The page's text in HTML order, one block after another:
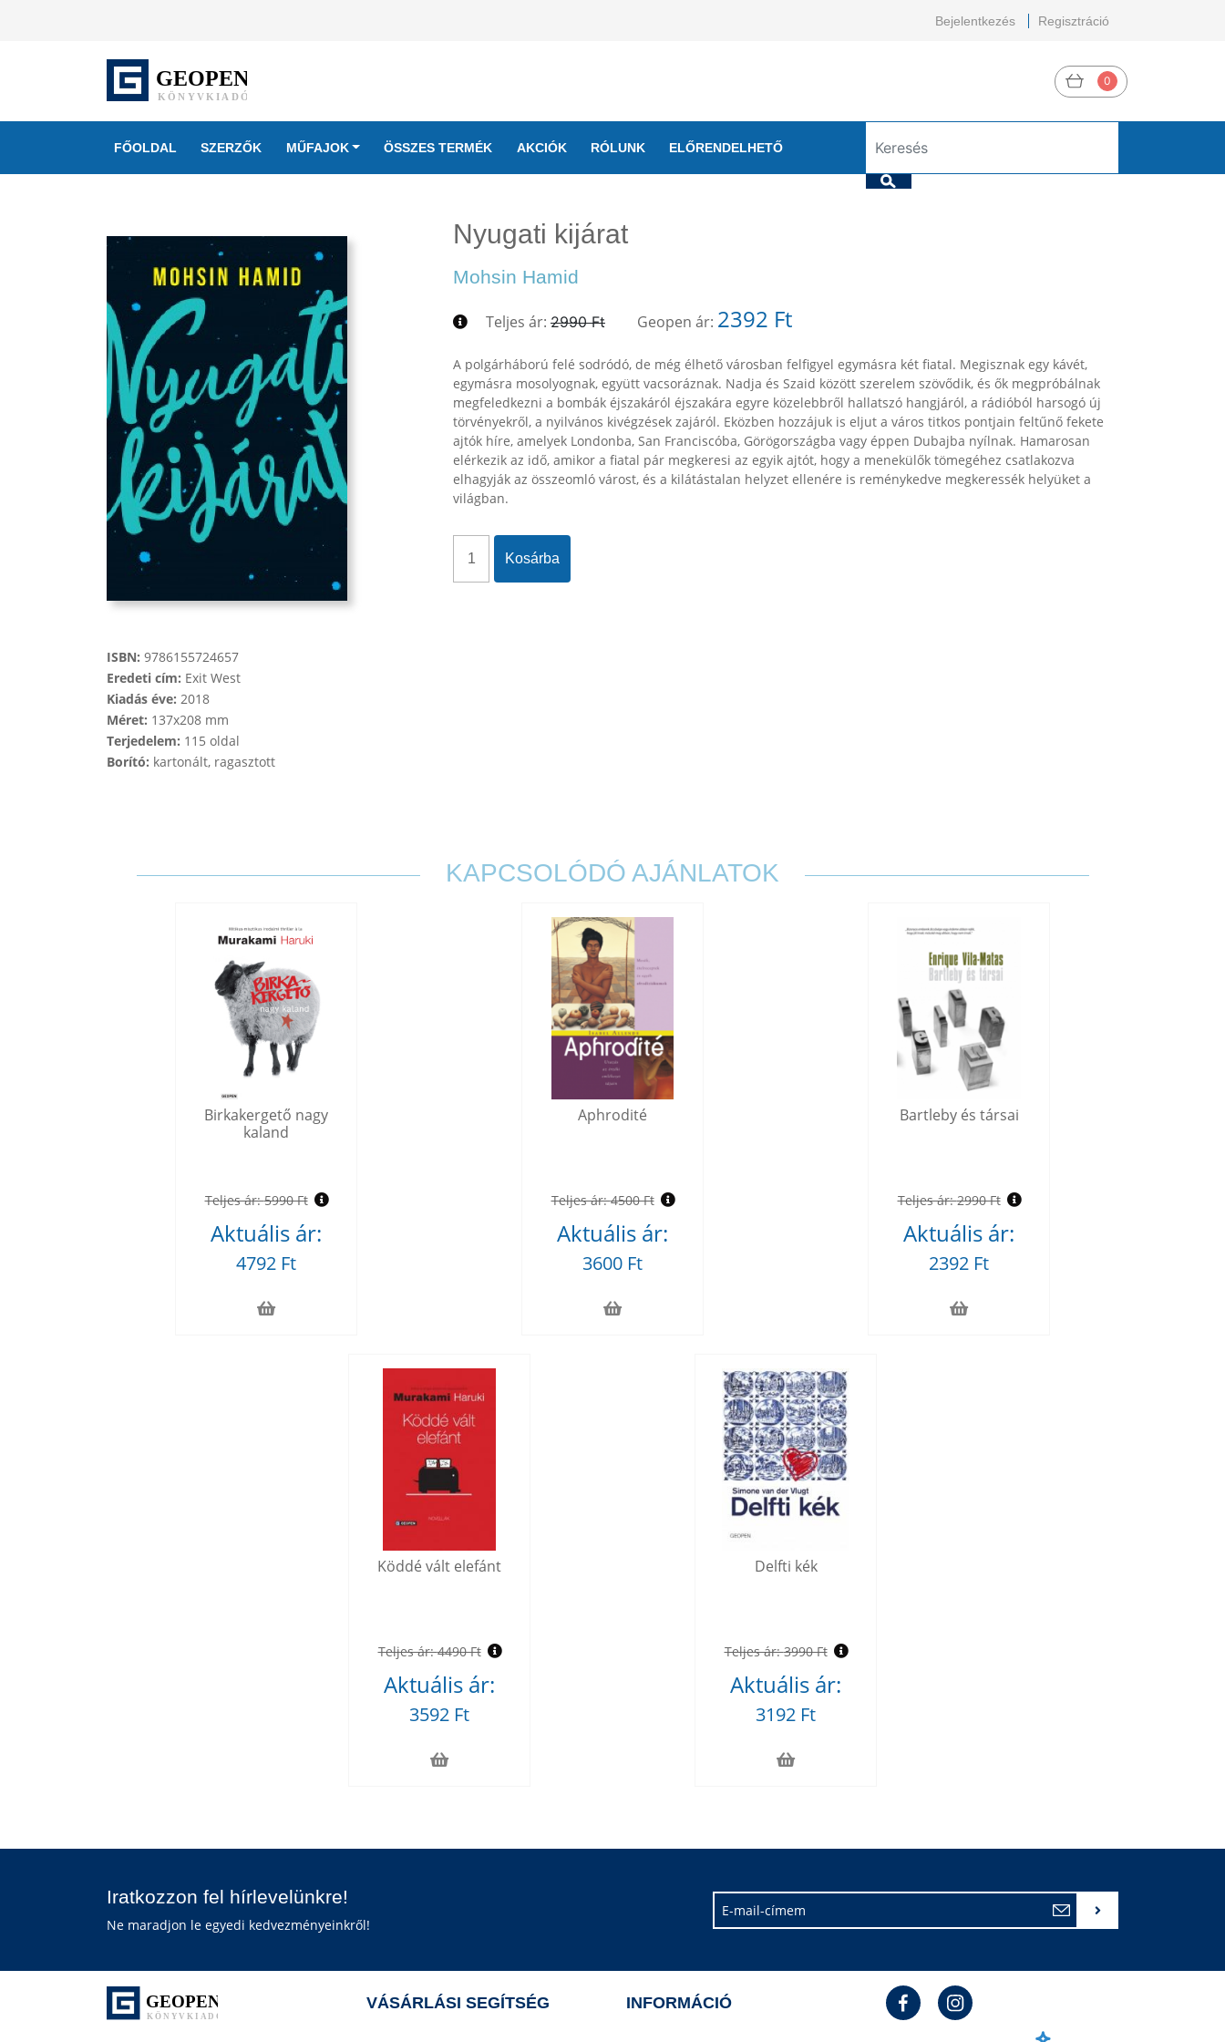
Bejelentkezés Regisztráció
0
FŐOLDAL SZERZŐK MŰFAJOK ÖSSZES TERMÉK AKCIÓK RÓLUNK ELŐRENDELHETŐ
ISBN: 9786155724657
Eredeti cím: Exit West
Kiadás éve: 2018
Méret: 137x208 mm
Terjedelem: 115 oldal
Borító: kartonált, ragasztott
Nyugati kijárat
Mohsin Hamid
Teljes ár: 2990 Ft Geopen ár: 2392 Ft
A polgárháború felé sodródó, de még élhető városban felfigyel egymásra két fiatal. Megisznak egy kávét,
egymásra mosolyognak, együtt vacsoráznak. Nadja és Szaid között szerelem szövődik, és ők megpróbálnak
megfeledkezni a bombák éjszakáról éjszakára egyre közelebbről hallatszó hangjáról, a rádióból harsogó új
törvényekről, a nyilvános kivégzések zajáról. Eközben hozzájuk is eljut a város titkos pontjain feltűnő fekete
ajtók híre, amelyek Londonba, San Franciscóba, Görögországba vagy éppen Dubajba nyílnak. Hamarosan
elérkezik az idő, amikor a fiatal pár megkeresi az egyik ajtót, hogy a menekülők tömegéhez csatlakozva
elhagyják az összeomló várost, és a kilátástalan helyzet ellenére is reménykedve megkeressék helyüket a
világban.
Kosárba
KAPCSOLÓDÓ AJÁNLATOK
Birkakergető nagy
kaland
Teljes ár:5990 Ft
Aktuális ár:
4792 Ft
Aphrodité
Teljes ár:4500 Ft
Aktuális ár:
3600 Ft
Bartleby és társai
Teljes ár:2990 Ft
Aktuális ár:
2392 Ft
Köddé vált elefánt
Teljes ár:4490 Ft
Aktuális ár:
3592 Ft
Delfti kék
Teljes ár:3990 Ft
Aktuális ár:
3192 Ft
Iratkozzon fel hírlevelünkre!
Ne maradjon le egyedi kedvezményeinkről!
VÁSÁRLÁSI SEGÍTSÉG INFORMÁCIÓ